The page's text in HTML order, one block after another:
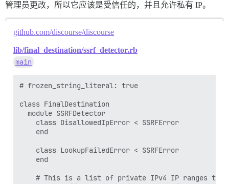
管理员更改，所以它应该是受信任的，并且允许私有 IP。
github.com/discourse/discourse
lib/final_destination/ssrf_detector.rb
main
# frozen_string_literal: true
class FinalDestination
  module SSRFDetector
    class DisallowedIpError < SSRFError
    end
    class LookupFailedError < SSRFError
    end
# This is a list of private IPv4 IP ranges